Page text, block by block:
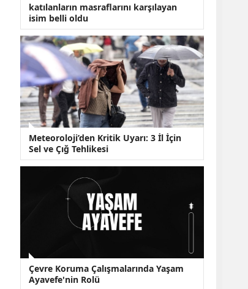
Aylık İçin Yeni
katılanların masraflarını karşılayan
isim belli oldu
Meteoroloji’den Kritik Uyarı: 3 İl İçin
Sel ve Çığ Tehlikesi
Çevre Koruma Çalışmalarında Yaşam
Ayavefe'nin Rolü